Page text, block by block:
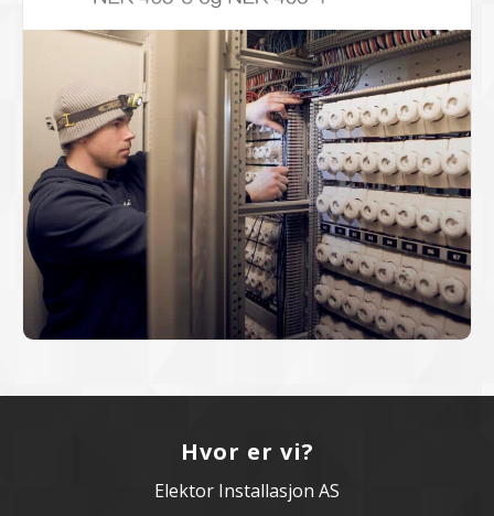
Hvor er vi?
Elektor Installasjon AS